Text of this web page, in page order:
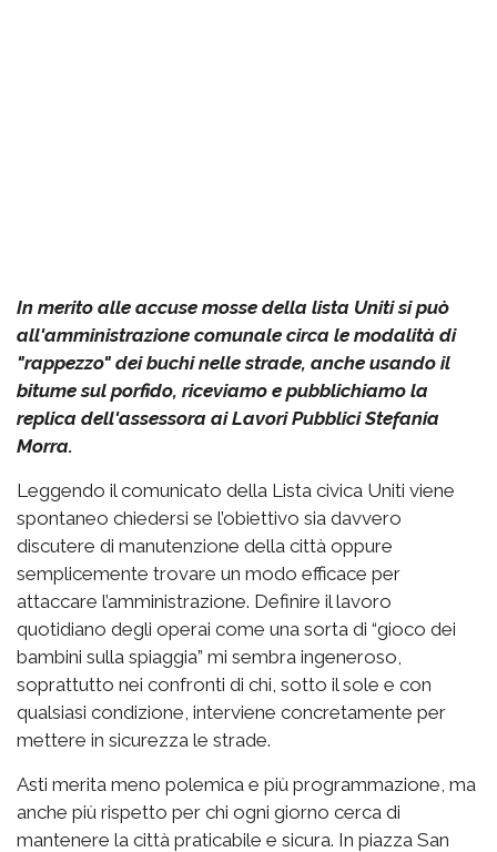
In merito alle accuse mosse della lista Uniti si può
all'amministrazione comunale circa le modalità di
"rappezzo" dei buchi nelle strade, anche usando il
bitume sul porfido, riceviamo e pubblichiamo la
replica dell'assessora ai Lavori Pubblici Stefania
Morra.
Leggendo il comunicato della Lista civica Uniti viene
spontaneo chiedersi se l’obiettivo sia davvero
discutere di manutenzione della città oppure
semplicemente trovare un modo efficace per
attaccare l’amministrazione. Definire il lavoro
quotidiano degli operai come una sorta di “gioco dei
bambini sulla spiaggia” mi sembra ingeneroso,
soprattutto nei confronti di chi, sotto il sole e con
qualsiasi condizione, interviene concretamente per
mettere in sicurezza le strade.
Asti merita meno polemica e più programmazione, ma
anche più rispetto per chi ogni giorno cerca di
mantenere la città praticabile e sicura. In piazza San